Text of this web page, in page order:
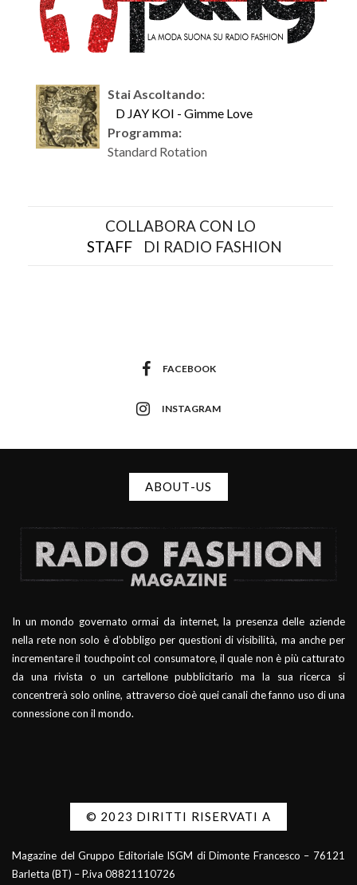
Stai Ascoltando:
D JAY KOI - Gimme Love
Programma:
Standard Rotation
COLLABORA CON LO
STAFF
DI RADIO FASHION
FACEBOOK
INSTAGRAM
ABOUT-US
In un mondo governato ormai da internet, la presenza delle aziende
nella rete non solo è d’obbligo per questioni di visibilità, ma anche per
incrementare il touchpoint col consumatore, il quale non è più catturato
da una rivista o un cartellone pubblicitario ma la sua ricerca si
concentrerà solo online, attraverso cioè quei canali che fanno uso di una
connessione con il mondo.
© 2023 DIRITTI RISERVATI A
Magazine del Gruppo Editoriale ISGM di Dimonte Francesco – 76121
Barletta (BT) – P.iva 08821110726